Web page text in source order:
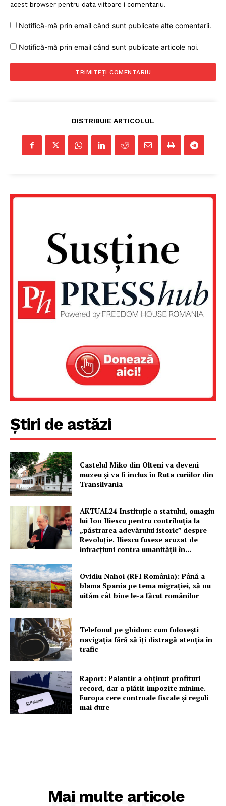
Un proiect
FREEDOM HOUSE ROMÂNIA
Proiecte editoriale
acest browser pentru data viitoare i comentariu.
Notifică-mă prin email când sunt publicate alte comentarii.
Notifică-mă prin email când sunt publicate articole noi.
DISTRIBUIE ARTICOLUL
Știri de astăzi
Castelul Miko din Olteni va deveni
muzeu şi va fi inclus în Ruta curiilor din
Transilvania
AKTUAL24 Instituție a statului, omagiu
lui Ion Iliescu pentru contribuția la
„păstrarea adevărului istoric” despre
Revoluție. Iliescu fusese acuzat de
infracțiuni contra umanității în...
Ovidiu Nahoi (RFI România): Până a
blama Spania pe tema migrației, să nu
uităm cât bine le-a făcut românilor
Telefonul pe ghidon: cum folosești
navigația fără să îți distragă atenția în
trafic
Raport: Palantir a obținut profituri
record, dar a plătit impozite minime.
Europa cere controale fiscale și reguli
mai dure
Mai multe articole